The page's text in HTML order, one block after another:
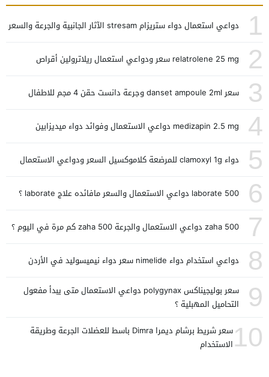
1 دواعي استعمال دواء ستريزام stresam الآثار الجانبية والجرعة والسعر
2 relatrolene 25 mg سعر ودواعي استعمال ريلاترولين أقراص
3 سعر danset ampoule 2ml وجرعة دانست حقن 4 مجم للاطفال
4 medizapin 2.5 mg دواعي الاستعمال وفوائد دواء ميديزابين
5 دواء clamoxyl 1g للمرضعة كلاموكسيل السعر ودواعي الاستعمال
6 laborate 500 دواعي الاستعمال والسعر مافائده علاج laborate ؟
7 zaha 500 دواعي الاستعمال والجرعة zaha 500 كم مرة في اليوم ؟
8 دواعي استخدام دواء nimelide سعر دواء نيميسوليد في الأردن
9
سعر بوليجيناكس polygynax دواعي الاستعمال متى يبدأ مفعول
التحاميل المهبلية ؟
10
سعر شريط برشام ديمرا Dimra باسط للعضلات الجرعة وطريقة
الاستخدام